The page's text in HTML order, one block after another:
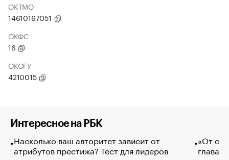
ОКТМО
14610167051
ОКФС
16
ОКОГУ
4210015
Интересное на РБК
Насколько ваш авторитет зависит от
атрибутов престижа? Тест для лидеров
«От
глава